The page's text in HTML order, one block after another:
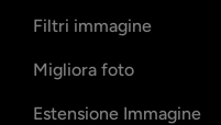
Filtri immagine
Migliora foto
Estensione Immagine